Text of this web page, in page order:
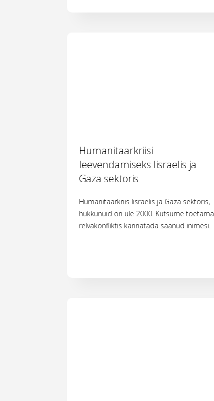
Humanitaarkriisi
leevendamiseks Iisraelis ja
Gaza sektoris
Humanitaarkriis Iisraelis ja Gaza sektoris,
hukkunuid on üle 2000. Kutsume toetama
relvakonfliktis kannatada saanud inimesi.